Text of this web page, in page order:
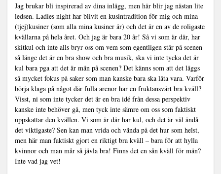
Jag brukar bli inspirerad av dina inlägg, men här blir jag nästan lite
ledsen. Ladies night har blivit en kusintradition för mig och mina
(tjej)kusiner (som alla mina kusiner är) och det är en av de roligaste
kvällarna på hela året. Och jag är bara 20 år! Så vi som är där, har
skitkul och inte alls bryr oss om vem som egentligen står på scenen
så länge det är en bra show och bra musik, ska vi inte tycka det är
kul bara pga att det är män på scenen? Det känns som att det läggs
så mycket fokus på saker som man kanske bara ska låta vara. Varför
börja klaga på något där fulla arenor har en fruktansvärt bra kväll?
Visst, ni som inte tycker det är en bra idé från dessa perspektiv
kanske inte behöver gå, men tyck inte sämre om oss som faktiskt
uppskattar den kvällen. Vi som är där har kul, och det är väl ändå
det viktigaste? Sen kan man vrida och vända på det hur som helst,
men här man faktiskt gjort en riktigt bra kväll – bara för att hylla
kvinnor och man mår så jävla bra! Finns det en sån kväll för män?
Inte vad jag vet!